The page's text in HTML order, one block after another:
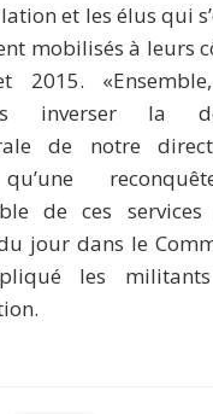
et les élus qui
mobilisés à leurs
2015.
inverser la
de notre
de ces
jour dans le
les